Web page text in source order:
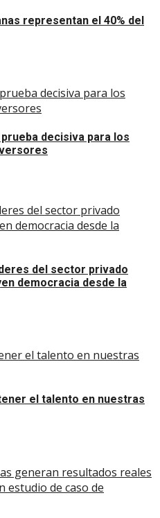
representan el 40% del
decisiva para los
decisiva para los
del sector privado
democracia desde la
del sector privado
democracia desde la
el talento en nuestras
el talento en nuestras
generan resultados reales
estudio de caso de